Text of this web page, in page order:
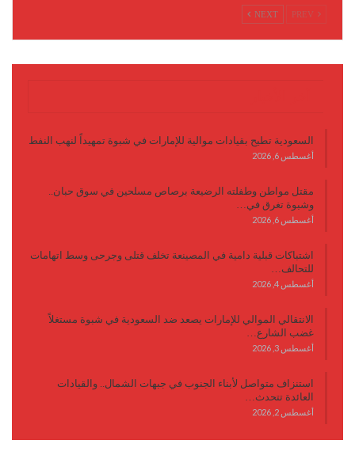
NEXT
السعودية تطيح بقيادات موالية للإمارات في شبوة تمهيداً لنهب النفط
أغسطس 6, 2026
مقتل مواطن وطفلته الرضيعة برصاص مسلحين في سوق حبان..
وشبوة تغرق في…
أغسطس 6, 2026
اشتباكات قبلية دامية في المصينعة تخلف قتلى وجرحى وسط اتهامات
للتحالف…
أغسطس 4, 2026
الانتقالي الموالي للإمارات يصعد ضد السعودية في شبوة مستغلاً
غضب الشارع…
أغسطس 3, 2026
استنزاف متواصل لأبناء الجنوب في جبهات الشمال.. والقيادات
العائدة تتحدث…
أغسطس 2, 2026